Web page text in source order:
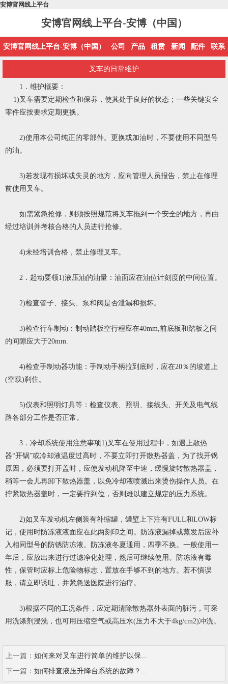
安博官网线上平台
安博官网线上平台-安博（中国）
安博官网线上平台-安博（中国） 公司 产品 租赁 新闻 配件 联系
叉车的日常维护
1．维护概要：
1)叉车需要定期检查和保养，使其处于良好的状态；一些关键安全
零件应按要求定期更换。
2)使用本公司纯正的零部件。更换或加油时，不要使用不同型号
的油。
3)若发现有损坏或失灵的地方，应向管理人员报告，禁止在修理
前使用叉车。
如需紧急抢修，则须按照规范将叉车拖到一个安全的地方，再由
经过培训并考核合格的人员进行抢修。
4)未经培训合格，禁止修理叉车。
2．起动要领1)液压油的油量：油面应在油位计刻度的中间位置。
2)检查管子、接头、泵和阀是否泄漏和损坏。
3)检查行车制动：制动踏板空行程应在40mm,前底板和踏板之间
的间隙应大于20mm.
4)检查手制动器功能：手制动手柄拉到底时，应在20％的坡道上
(空载)刹住。
5)仪表和照明灯具等：检查仪表、照明、接线头、开关及电气线
路各部分工作是否正常。
3．冷却系统使用注意事项1)叉车在使用过程中，如遇上散热
器“开锅”或冷却液温度过高时，不要立即打开散热器盖，为了找开锅
原因，必须要打开盖时，应使发动机降至中速，缓慢旋转散热器盖，
稍等一会儿再卸下散热器盖，以免冷却液喷溅出来烫伤操作人员。在
拧紧散热器盖时，一定要拧到位，否则难以建立规定的压力系统。
2)如叉车发动机左侧装有补缩罐，罐壁上下注有FULL和LOW标
记，使用时防冻液液面应在此两刻印之间。防冻液漏掉或蒸发后应补
入相同型号的防锈防冻液。防冻液冬夏通用，四季不换。一般使用一
年后，应放出来进行过滤净化处理，然后可继续使用。防冻液有毒
性，保管时应标上危险物标志，置放在手够不到的地方。若不慎误
服，请立即诱吐，并紧急送医院进行治疗。
3)根据不同的工况条件，应定期清除散热器外表面的脏污，可采
用洗涤剂浸洗，也可用压缩空气或高压水(压力不大于4kg/cm2)冲洗。
上一篇： 如何来对叉车进行简单的维护以保...
下一篇： 如何排查液压升降台系统的故障？...